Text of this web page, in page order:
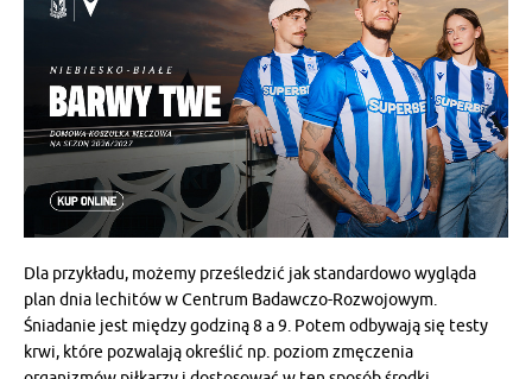
Dla przykładu, możemy prześledzić jak standardowo wygląda
plan dnia lechitów w Centrum Badawczo-Rozwojowym.
Śniadanie jest między godziną 8 a 9. Potem odbywają się testy
krwi, które pozwalają określić np. poziom zmęczenia